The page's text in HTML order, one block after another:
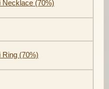
Necklace (70%)
Ring (70%)